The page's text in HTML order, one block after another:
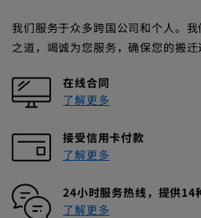
我们服务于众多跨国公司和个人。
之道，竭诚为您服务，确保您的搬迁
在线合同
了解更多
接受信用卡付款
了解更多
24小时服务热线， 提供14
了解更多